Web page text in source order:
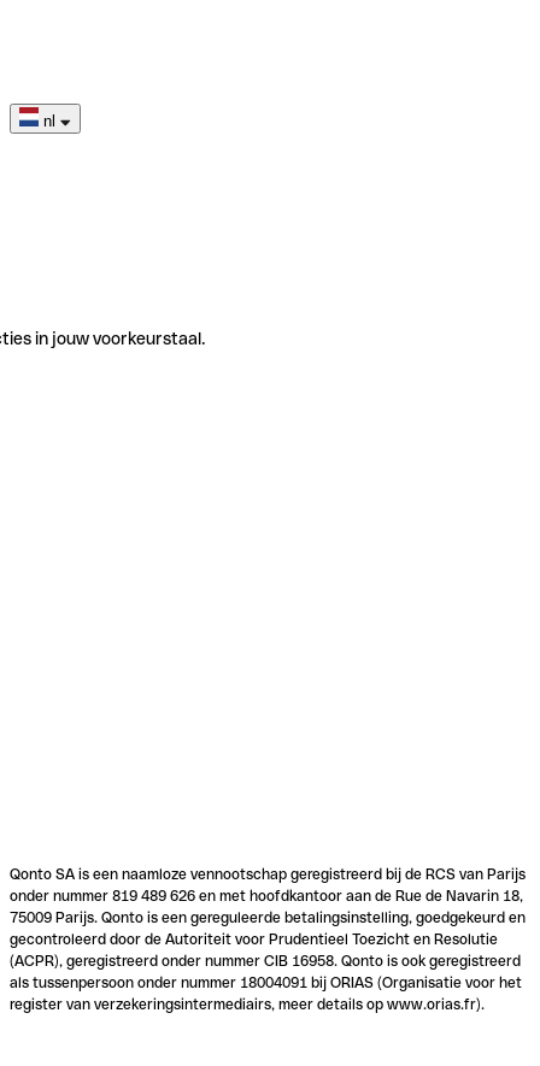
nl
in jouw voorkeurstaal.
Qonto SA is een naamloze vennootschap geregistreerd bij de RCS van Parijs
onder nummer 819 489 626 en met hoofdkantoor aan de Rue de Navarin 18,
75009 Parijs. Qonto is een gereguleerde betalingsinstelling, goedgekeurd en
gecontroleerd door de Autoriteit voor Prudentieel Toezicht en Resolutie
(ACPR), geregistreerd onder nummer CIB 16958. Qonto is ook geregistreerd
als tussenpersoon onder nummer 18004091 bij ORIAS (Organisatie voor het
register van verzekeringsintermediairs, meer details op www.orias.fr).